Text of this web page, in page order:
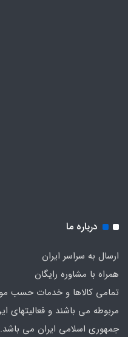
درباره ما
ارسال به سراسر ایران
همراه با مشاوره رایگان
تمامی کالاها و خدمات حسب
مربوطه می باشند و فعالیتهای
جمهوری اسلامی ایران می باشد.